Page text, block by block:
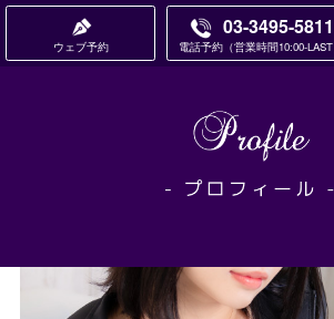
ウェブ予約 電話予約
03-3495-5811
営業時間10:00-LAST